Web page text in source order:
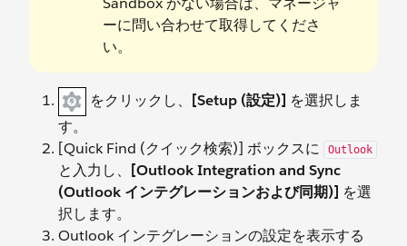
ーに問い合わせて取得してくださ
い。
をクリックし、 [Setup (設定)] を選択しま
す。
[Quick Find (クイック検索)] ボックスに
Outlook
と入力し、
[Outlook Integration and Sync
(Outlook インテグレーションおよび同期)] を選
択します。
Outlook インテグレーションの設定を表示する